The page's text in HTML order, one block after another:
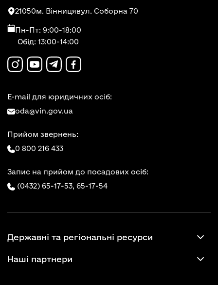
21050м. Вінницявул. Соборна 70
Пн-Пт: 9:00-18:00
Обід: 13:00-14:00
E-mail для юридичних осіб:
oda@vin.gov.ua
Прийом звернень:
0 800 216 433
Запис на прийом до посадових осіб:
(0432) 65-17-53, 65-17-54
Державні та регіональні ресурси
Наші партнери